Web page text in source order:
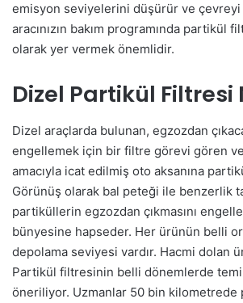
emisyon seviyelerini düşürür ve
aracınızın bakım programında partikül
olarak yer vermek önemlidir.
Dizel Partikül Filtresi
Dizel araçlarda bulunan, egzozdan
engellemek için bir filtre görevi gören
amacıyla icat edilmiş oto aksanına
Görünüş olarak bal peteği ile benzerlik
partiküllerin egzozdan çıkmasını
bünyesine hapseder. Her ürünün belli
depolama seviyesi vardır. Hacmi dolan
Partikül filtresinin belli dönemlerde
öneriliyor. Uzmanlar 50 bin